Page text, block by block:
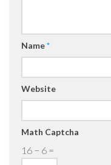
Name*
Website
Math Captcha
16 − 6 =